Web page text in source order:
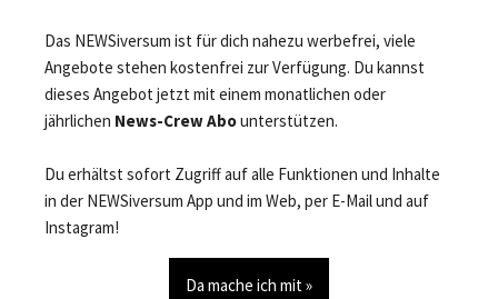
Das NEWSiversum ist für dich nahezu werbefrei, viele
Angebote stehen kostenfrei zur Verfügung. Du kannst
dieses Angebot jetzt mit einem monatlichen oder
jährlichen News-Crew Abounterstützen.
Du erhältst sofort Zugriff auf alle Funktionen und Inhalte
in der NEWSiversum App und im Web, per E-Mail und auf
Instagram!
Da mache ich mit »